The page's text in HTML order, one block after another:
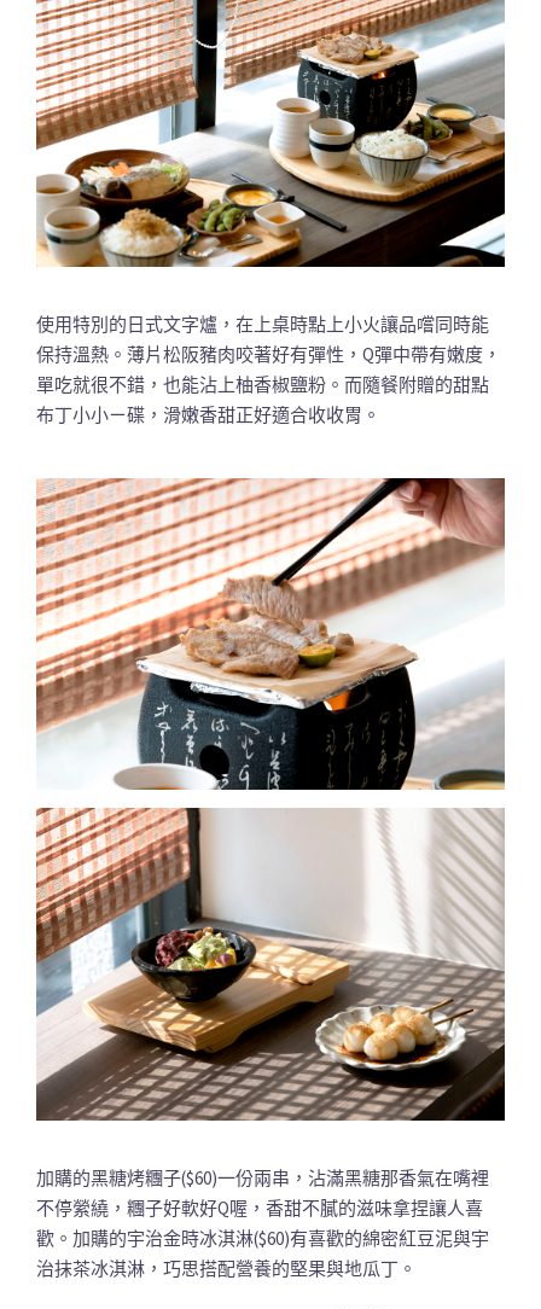
使用特別的日式文字爐，在上桌時點上小火讓品嚐同時能
保持溫熱。薄片松阪豬肉咬著好有彈性，Q彈中帶有嫩度，
單吃就很不錯，也能沾上柚香椒鹽粉。而隨餐附贈的甜點
布丁小小ㄧ碟，滑嫩香甜正好適合收收胃。
加購的黑糖烤糰子($60)一份兩串，沾滿黑糖那香氣在嘴裡
不停縈繞，糰子好軟好Q喔，香甜不膩的滋味拿捏讓人喜
歡。加購的宇治金時冰淇淋($60)有喜歡的綿密紅豆泥與宇
治抹茶冰淇淋，巧思搭配營養的堅果與地瓜丁。